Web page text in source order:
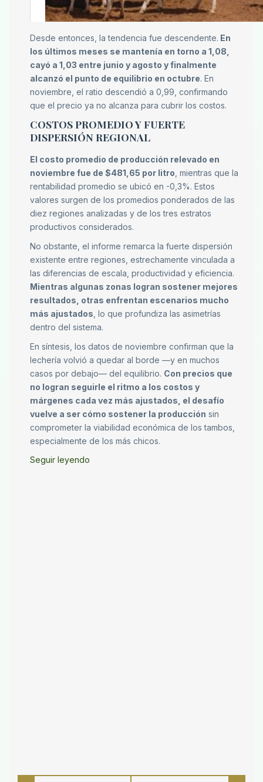
Desde entonces, la tendencia fue descendente. En
los últimos meses se mantenía en torno a 1,08,
cayó a 1,03 entre junio y agosto y finalmente
alcanzó el punto de equilibrio en octubre. En
noviembre, el ratio descendió a 0,99, confirmando
que el precio ya no alcanza para cubrir los costos.
COSTOS PROMEDIO Y FUERTE
DISPERSIÓN REGIONAL
El costo promedio de producción relevado en
noviembre fue de $481,65 por litro , mientras que la
rentabilidad promedio se ubicó en -0,3%. Estos
valores surgen de los promedios ponderados de las
diez regiones analizadas y de los tres estratos
productivos considerados.
No obstante, el informe remarca la fuerte dispersión
existente entre regiones, estrechamente vinculada a
las diferencias de escala, productividad y eficiencia.
Mientras algunas zonas logran sostener mejores
resultados, otras enfrentan escenarios mucho
más ajustados , lo que profundiza las asimetrías
dentro del sistema.
En síntesis, los datos de noviembre confirman que la
lechería volvió a quedar al borde —y en muchos
casos por debajo— del equilibrio. Con precios que
no logran seguirle el ritmo a los costos y
márgenes cada vez más ajustados, el desafío
vuelve a ser cómo sostener la producción sin
comprometer la viabilidad económica de los tambos,
especialmente de los más chicos.
Seguir leyendo